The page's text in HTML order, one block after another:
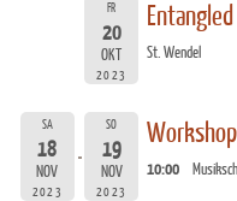
FR
20
OKT
2023
St. Wendel
SA
18
NOV
2023
SO
19
NOV
2023
10:00